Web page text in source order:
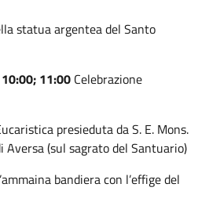
statua argentea del Santo
11:00 Celebrazione
presieduta da S. E. Mons.
Aversa (sul sagrato del Santuario)
bandiera con l’effige del